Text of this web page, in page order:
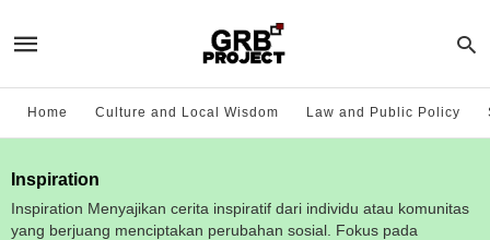
Home Culture and Local Wisdom Law and Public Policy
Inspiration
Inspiration Menyajikan cerita inspiratif dari individu atau komunitas
yang berjuang menciptakan perubahan sosial. Fokus pada